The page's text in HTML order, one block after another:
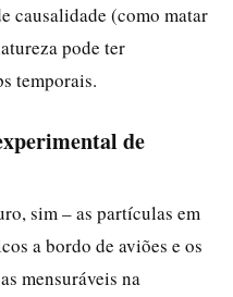
causalidade (como matar
pode ter
temporais.
de
sim – as partículas em
a bordo de aviões e os
mensuráveis na